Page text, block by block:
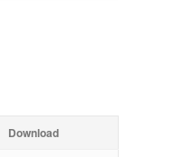
Download